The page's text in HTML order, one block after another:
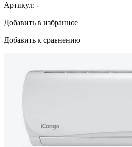
Артикул: -
Добавить в избранное
Добавить к сравнению